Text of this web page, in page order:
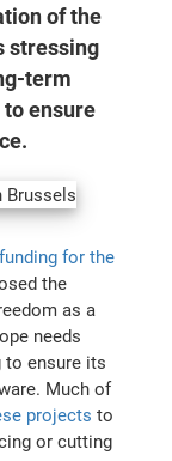
of the
stressing
term
ensure
for the
the
as a
needs
to ensure its
Much of
projects to
or cutting